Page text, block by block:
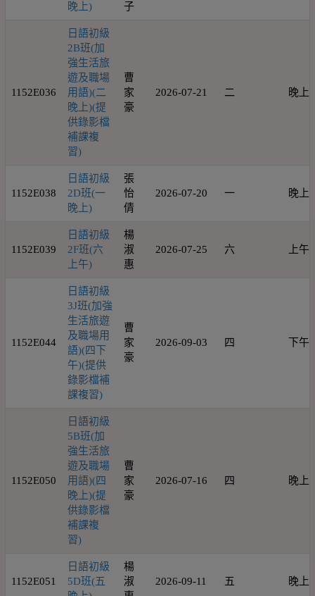
晚上) 子
1152E036
日語初級
2B班(加
強生活旅
遊及職場
用語)(二
晚上)(提
供錄影檔
補課複
習)
曹
家
豪
2026-07-21 二 晚上
1152E038
日語初級
2D班(一
晚上)
張
怡
倩
2026-07-20 一 晚上
1152E039
日語初級
2F班(六
上午)
楊
淑
惠
2026-07-25 六 上午
1152E044
日語初級
3J班(加強
生活旅遊
及職場用
語)(四下
午)(提供
錄影檔補
課複習)
曹
家
豪
2026-09-03 四 下午
1152E050
日語初級
5B班(加
強生活旅
遊及職場
用語)(四
晚上)(提
供錄影檔
補課複
習)
曹
家
豪
2026-07-16 四 晚上
1152E051
日語初級
5D班(五
楊
淑
2026-09-11 五 晚上